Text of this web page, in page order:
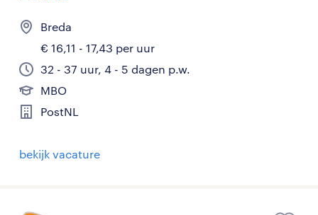
Breda
€ 16,11 - 17,43 per uur
32 - 37 uur, 4 - 5 dagen p.w.
MBO
PostNL
bekijk vacature